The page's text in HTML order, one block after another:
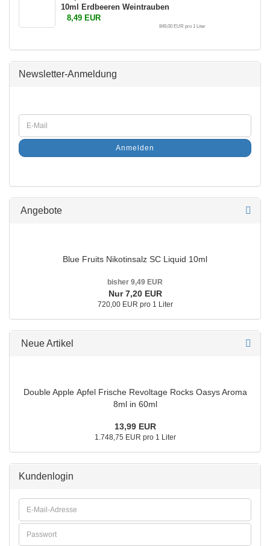
10ml Erdbeeren Weintrauben
8,49 EUR
849,00 EUR pro 1 Liter
Newsletter-Anmeldung
Anmelden
Angebote
Blue Fruits Nikotinsalz SC Liquid 10ml
bisher 9,49 EUR
Nur 7,20 EUR
720,00 EUR pro 1 Liter
Neue Artikel
Double Apple Apfel Frische Revoltage Rocks Oasys Aroma
8ml in 60ml
13,99 EUR
1.748,75 EUR pro 1 Liter
Kundenlogin